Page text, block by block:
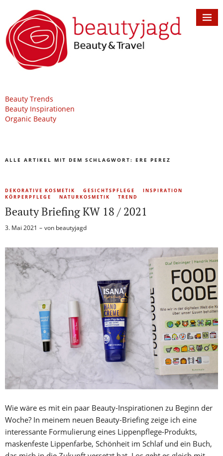
Beauty Trends
Beauty Inspirationen
Organic Beauty
ALLE ARTIKEL MIT DEM SCHLAGWORT: ERE PEREZ
DEKORATIVE KOSMETIK GESICHTSPFLEGE
INSPIRATION
KÖRPERPFLEGE
NATURKOSMETIK TREND
Beauty Briefing KW 18 / 2021
3. Mai 2021 von beautyjagd
Wie wäre es mit ein paar Beauty-Inspirationen zu Beginn der
Woche? In meinem neuen Beauty-Briefing zeige ich eine
interessante Formulierung eines Lippenpflege-Produkts,
maskenfeste Lippenfarbe, Schönheit im Schlaf und ein Buch,